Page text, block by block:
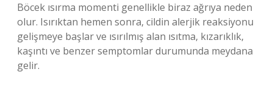
Böcek ısırma momenti genellikle biraz ağrıya neden
olur. Isırıktan hemen sonra, cildin alerjik reaksiyonu
gelişmeye başlar ve ısırılmış alan ısıtma, kızarıklık,
kaşıntı ve benzer semptomlar durumunda meydana
gelir.